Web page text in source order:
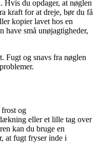
Hvis du opdager, at nøglen
kraft for at dreje, bør du få
kopier lavet hos en
have små unøjagtigheder,
Fugt og snavs fra nøglen
og
eller et lille tag over
kan du bruge en
at fugt fryser inde i